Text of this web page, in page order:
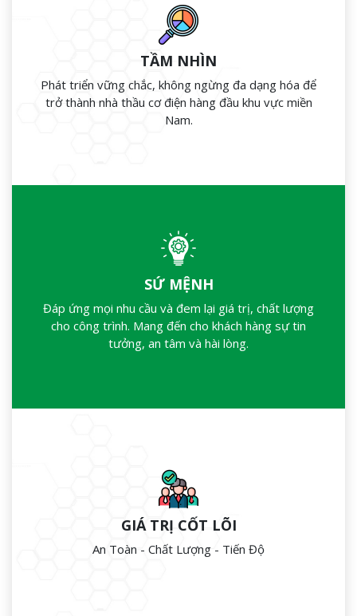
TẦM NHÌN
Phát triển vững chắc, không ngừng đa dạng hóa để
trở thành nhà thầu cơ điện hàng đầu khu vực miền
Nam.
SỨ MỆNH
Đáp ứng mọi nhu cầu và đem lại giá trị, chất lượng
cho công trình. Mang đến cho khách hàng sự tin
tưởng, an tâm và hài lòng.
GIÁ TRỊ CỐT LÕI
An Toàn - Chất Lượng - Tiến Độ